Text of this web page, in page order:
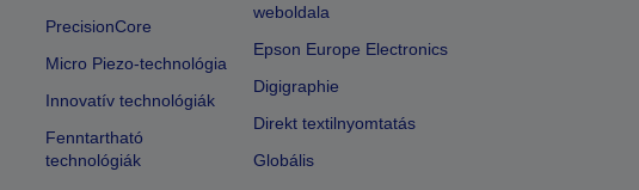
PrecisionCore
Micro Piezo-technológia
Innovatív technológiák
Fenntartható
technológiák
weboldala
Epson Europe Electronics
Digigraphie
Direkt textilnyomtatás
Globális